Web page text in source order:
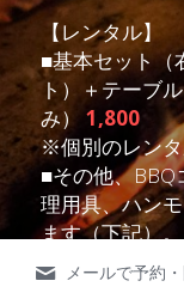
【レンタル】
■基本セット（
ト）＋テーブ
み） 1,800
※個別のレンタ
■その他、
理用具、ハン
ます（下記）。
メールで予約